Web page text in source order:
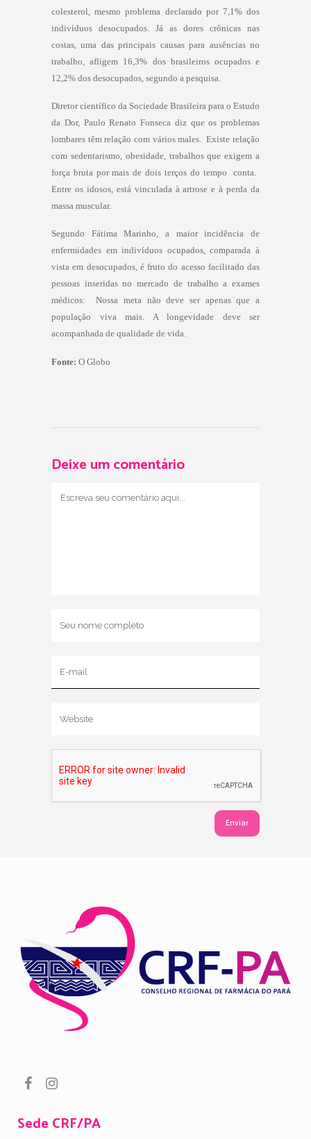
colesterol, mesmo problema declarado por 7,1% dos
indivíduos desocupados. Já as dores crônicas nas
costas, uma das principais causas para ausências no
trabalho, afligem 16,3% dos brasileiros ocupados e
12,2% dos desocupados, segundo a pesquisa.
Diretor científico da Sociedade Brasileira para o Estudo
da Dor, Paulo Renato Fonseca diz que os problemas
lombares têm relação com vários males.  Existe relação
com sedentarismo, obesidade, trabalhos que exigem a
força bruta por mais de dois terços do tempo  conta. 
Entre os idosos, está vinculada à artrose e à perda da
massa muscular.
Segundo Fátima Marinho, a maior incidência de
enfermidades em indivíduos ocupados, comparada à
vista em desocupados, é fruto do acesso facilitado das
pessoas inseridas no mercado de trabalho a exames
médicos:  Nossa meta não deve ser apenas que a
população viva mais. A longevidade deve ser
acompanhada de qualidade de vida.
Fonte: O Globo
Deixe um comentário
Sede CRF/PA